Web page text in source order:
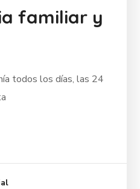
familiar y
todos los días, las 24